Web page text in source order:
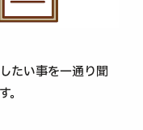
たい事を一通り聞